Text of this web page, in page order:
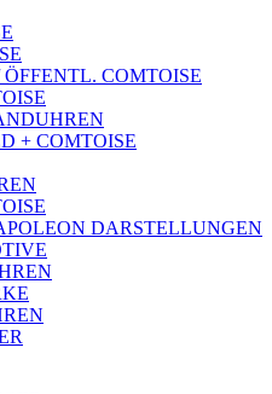
COMTOISE
+ COMTOISE
DARSTELLUNGEN